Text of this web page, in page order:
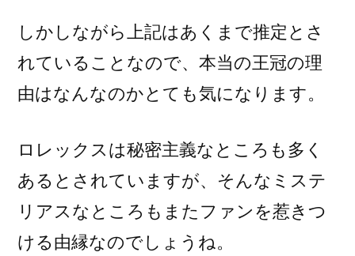
しかしながら上記はあくまで推定とさ
れていることなので、本当の王冠の理
由はなんなのかとても気になります。
ロレックスは秘密主義なところも多く
あるとされていますが、そんなミステ
リアスなところもまたファンを惹きつ
ける由縁なのでしょうね。